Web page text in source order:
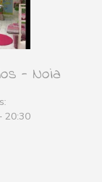
- Noia
20:30